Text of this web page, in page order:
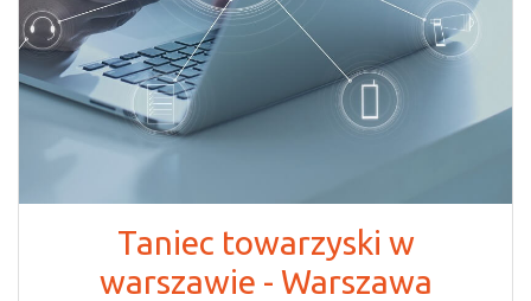
Taniec towarzyski w
warszawie - Warszawa